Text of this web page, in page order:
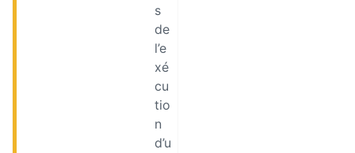
s
de
l’e
xé
cu
tio
n
d’u